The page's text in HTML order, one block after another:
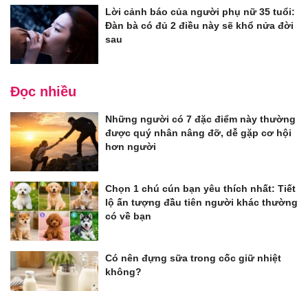
Lời cảnh báo của người phụ nữ 35 tuổi:
Đàn bà có đủ 2 điều này sẽ khổ nửa đời
sau
Đọc nhiều
Những người có 7 đặc điểm này thường
được quý nhân nâng đỡ, dễ gặp cơ hội
hơn người
Chọn 1 chú cún bạn yêu thích nhất: Tiết
lộ ấn tượng đầu tiên người khác thường
có về bạn
Có nên đựng sữa trong cốc giữ nhiệt
không?